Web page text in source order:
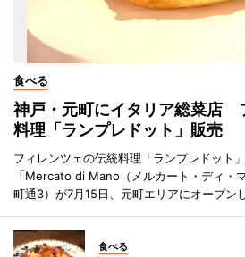
食べる
神戸・元町にイタリア総菜店
料理「ランプレドット」販売
フィレンツェの伝統料理「ランプレドット
「Mercato di Mano（メルカート・ディ・
町通3）が7月15日、元町エリアにオープンし
食べる